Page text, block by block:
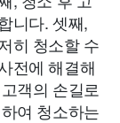
니다. 셋째,
히 청소할 수
전에 해결해
객의 손길로
여 청소하는